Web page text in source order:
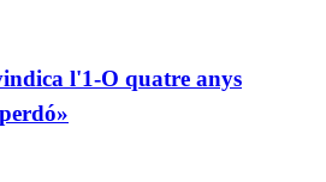
l'1-O quatre anys